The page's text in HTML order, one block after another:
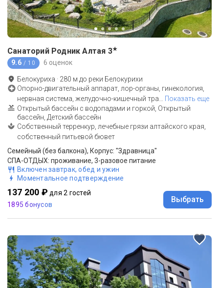
Санаторий Родник Алтая 3★
9.6 / 10 6 оценок
Белокуриха · 280 м до реки Белокурихи
Опорно-двигательный аппарат, лор-органы, гинекология,
нервная система, желудочно-кишечный тра
Показать еще
Открытый бассейн с водопадами и горкой, Открытый
бассейн, Детский бассейн
Собственный терренкур, лечебные грязи алтайского края,
собственный питьевой бювет
Семейный (без балкона), Корпус: "Здравница"
СПА-ОТДЫХ: проживание, 3-разовое питание
Включен завтрак, обед и ужин
Моментальное подтверждение
137 200 ₽ для 2 гостей
1895 бонусов
Выбрать